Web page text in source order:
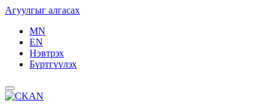
Агуулгыг алгасах
MN
EN
Нэвтрэх
Бүртгүүлэх